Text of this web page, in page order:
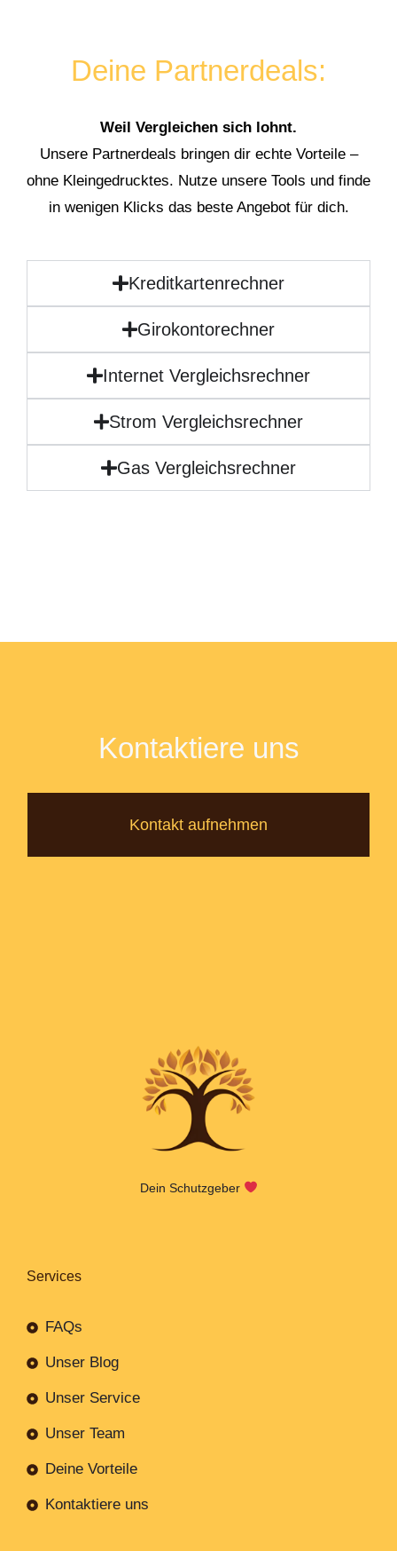
Deine Partnerdeals:
Weil Vergleichen sich lohnt.
Unsere Partnerdeals bringen dir echte Vorteile –
ohne Kleingedrucktes. Nutze unsere Tools und finde
in wenigen Klicks das beste Angebot für dich.
Kreditkartenrechner
Girokontorechner
Internet Vergleichsrechner
Strom Vergleichsrechner
Gas Vergleichsrechner
Kontaktiere uns
Kontakt aufnehmen
Dein Schutzgeber
Services
FAQs
Unser Blog
Unser Service
Unser Team
Deine Vorteile
Kontaktiere uns